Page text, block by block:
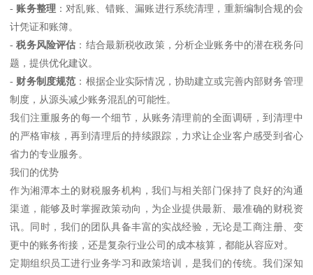
- 账务整理 ：对乱账、错账、漏账进行系统清理，重新编制合规的会
计凭证和账簿。
-税务风险评估 ：结合最新税收政策，分析企业账务中的潜在税务问
题，提供优化建议。
- 财务制度规范 ：根据企业实际情况，协助建立或完善内部财务管理
制度，从源头减少账务混乱的可能性。
我们注重服务的每一个细节，从账务清理前的全面调研，到清理中
的严格审核，再到清理后的持续跟踪，力求让企业客户感受到省心
省力的专业服务。
我们的优势
作为湘潭本土的财税服务机构，我们与相关部门保持了良好的沟通
渠道，能够及时掌握政策动向，为企业提供最新、最准确的财税资
讯。同时，我们的团队具备丰富的实战经验，无论是工商注册、变
更中的账务衔接，还是复杂行业公司的成本核算，都能从容应对。
定期组织员工进行业务学习和政策培训，是我们的传统。我们深知